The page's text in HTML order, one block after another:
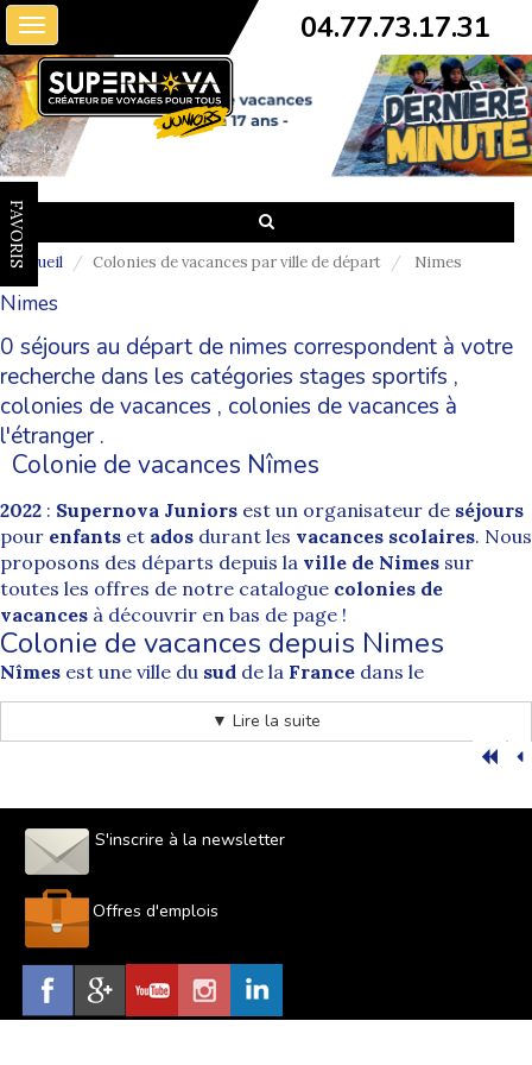
Toggle
navigation
04.77.73.17.31
FAVORIS
Accueil Colonies de vacances par ville de départ Nimes
Nimes
0 séjours au départ de nimes correspondent à votre
recherche dans les catégories stages sportifs ,
colonies de vacances , colonies de vacances à
l'étranger.
Colonie de vacances Nîmes
2022 : Supernova Juniors est un organisateur de séjours
pour enfants et ados durant les vacances scolaires. Nous
proposons des départs depuis la ville de Nimes sur
toutes les offres de notre catalogue colonies de
vacances à découvrir en bas de page !
Colonie de vacances depuis Nimes
Nîmes est une ville du sud de la France dans le
département duGarden régionOccitanie. Situé à
quelques dizaines de kilomètres de la
méditerranéen entreMarseilleet Barcelone.
Riche d'un patrimoine conséquent, la ville de
possède de nombreux monuments datant pour certains
de l'Antiquité, tel que les fameuses Arènes qui font sa
rennomée, la Maison carré ou encore la Tour Magneau
pied de laquelle se situe le sanctuaire de la Fontaine. Ce
riche passé lui vaut le surnom de "Rome Française".
Colonie de vacances au départ de Nîmes
Supernova Juniors |Organisateur de colonies de vacances
▼ Lire la suite
S'inscrire à la newsletter
Offres d'emplois